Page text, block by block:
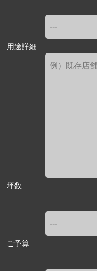
用途詳細
坪数
ご予算